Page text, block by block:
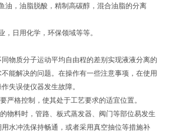
，油脂脱酸，精制高碳醇，混合油脂的分离
日用化学，环保领域等等。
质分子运动平均自由程的差别实现液液分离的
能解决的问题。在操作有一些注意事项，在使用
失误使仪器发生故障。
格控制，使其处于工艺要求的适宜位置。
料时，管路、板式蒸发器、阀门等部位易发生
水冲洗保持畅通，或者采用真空抽位等措施补